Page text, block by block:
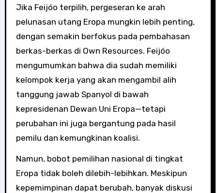
Jika Feijóo terpilih, pergeseran ke arah
pelunasan utang Eropa mungkin lebih penting,
dengan semakin berfokus pada pembahasan
berkas-berkas di Own Resources. Feijóo
mengumumkan bahwa dia sudah memiliki
kelompok kerja yang akan mengambil alih
tanggung jawab Spanyol di bawah
kepresidenan Dewan Uni Eropa—tetapi
perubahan ini juga bergantung pada hasil
pemilu dan kemungkinan koalisi.
Namun, bobot pemilihan nasional di tingkat
Eropa tidak boleh dilebih-lebihkan. Meskipun
kepemimpinan dapat berubah, banyak diskusi